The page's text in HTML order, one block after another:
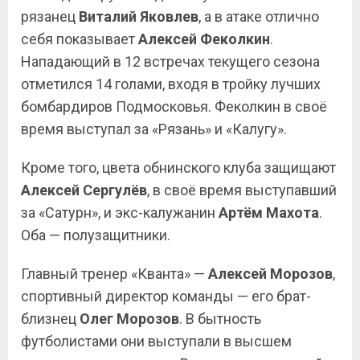
рязанец Виталий Яковлев, а в атаке отлично
себя показываетАлексей Феколкин.
Нападающий в 12 встречах текущего сезона
отметился 14 голами, входя в тройку лучших
бомбардиров Подмосковья. Феколкин в своё
время выступал за «Рязань» и «Калугу».
Кроме того, цвета обнинского клуба защищают
Алексей Сергулёв, в своё время выступавший
за «Сатурн», и экс-калужанин Артём Махота.
Оба — полузащитники.
Главный тренер «Кванта» — Алексей Морозов,
спортивный директор команды — его брат-
близнец Олег Морозов. В бытность
футболистами они выступали в высшем